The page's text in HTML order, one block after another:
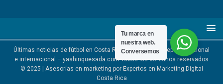
Últimas noticias de fútbol en Costa Rica | Noticias del deporte nacional
e internacional – yashinquesada.com Todos los derechos reservados
© 2025 | Asesorías en marketing por Expertos en Marketing Digital
Costa Rica
Tu marca en
nuestra web.
Conversemos